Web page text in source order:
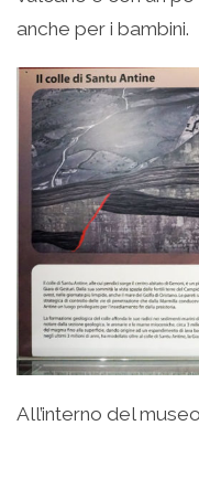
anche per i bambini.
All’interno del